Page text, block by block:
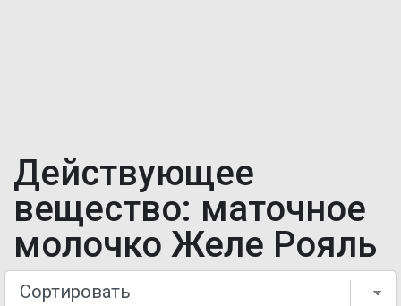
Действующее
вещество: маточное
молочко Желе Рояль